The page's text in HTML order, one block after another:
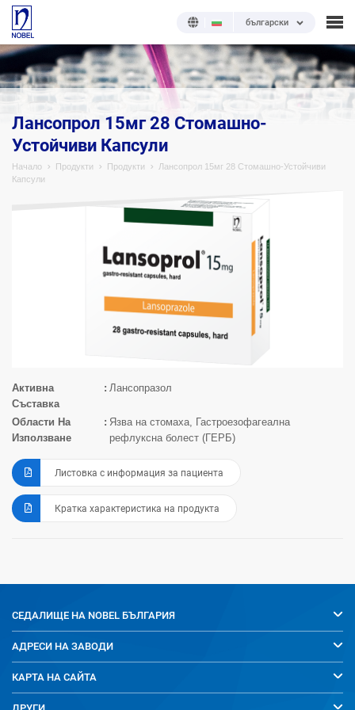
български
;
Лансопрол 15мг 28 Стомашно-
Устойчиви Капсули
Начало Продукти Продукти
Лансопрол 15мг 28 Стомашно-Устойчиви
Капсули
Активна
Съставка
Лансопразол
Области На
Използване
Язва на стомаха, Гастроезофагеална
рефлуксна болест (ГЕРБ)
Листовка с информация за пациента
Кратка характеристика на продукта
СЕДАЛИЩЕ НА NOBEL БЪЛГАРИЯ
АДРЕСИ НА ЗАВОДИ
КАРТА НА САЙТА